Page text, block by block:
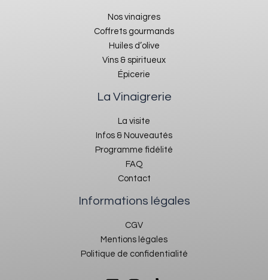
Nos vinaigres
Coffrets gourmands
Huiles d’olive
Vins & spiritueux
Épicerie
La Vinaigrerie
La visite
Infos & Nouveautés
Programme fidélité
FAQ
Contact
Informations légales
CGV
Mentions légales
Politique de confidentialité